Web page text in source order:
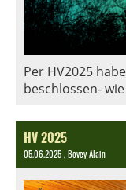
Per HV2025
beschlossen-
HV 2025
05.06.2025, Bovey Alain